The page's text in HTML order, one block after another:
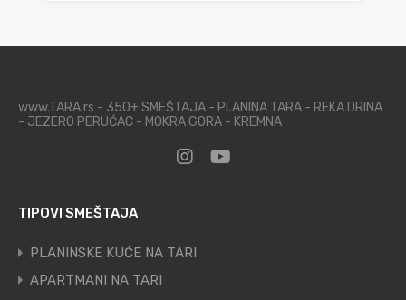
www.TARA.rs - 350+ SMEŠTAJA - PLANINA TARA - REKA DRINA
- JEZERO PERUĆAC - MOKRA GORA - KREMNA
TIPOVI SMEŠTAJA
PLANINSKE KUĆE NA TARI
APARTMANI NA TARI